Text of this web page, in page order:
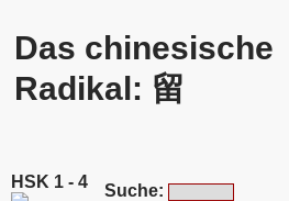
Das chinesische
Radikal: 留
HSK 1 - 4 Suche: